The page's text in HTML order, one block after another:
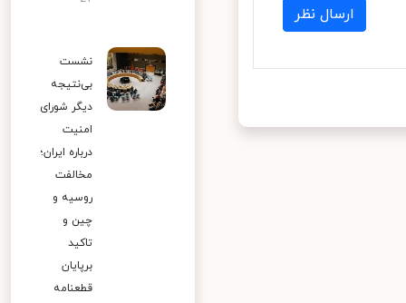
ارسال نظر
نشست
بی‌نتیجه
دیگر شورای
امنیت
درباره ایران؛
مخالفت
روسیه و
چین و
تاکید
برپایان
قطعنامه